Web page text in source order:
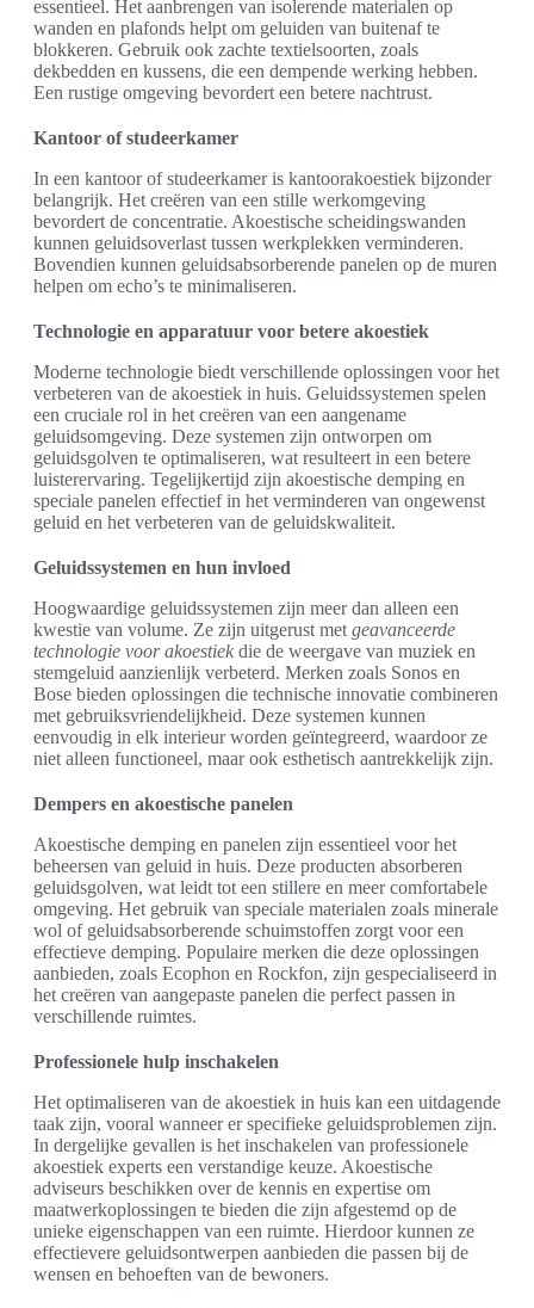
essentieel. Het aanbrengen van isolerende materialen op
wanden en plafonds helpt om geluiden van buitenaf te
blokkeren. Gebruik ook zachte textielsoorten, zoals
dekbedden en kussens, die een dempende werking hebben.
Een rustige omgeving bevordert een betere nachtrust.
Kantoor of studeerkamer
In een kantoor of studeerkamer is kantoorakoestiek bijzonder
belangrijk. Het creëren van een stille werkomgeving
bevordert de concentratie. Akoestische scheidingswanden
kunnen geluidsoverlast tussen werkplekken verminderen.
Bovendien kunnen geluidsabsorberende panelen op de muren
helpen om echo’s te minimaliseren.
Technologie en apparatuur voor betere akoestiek
Moderne technologie biedt verschillende oplossingen voor het
verbeteren van de akoestiek in huis. Geluidssystemen spelen
een cruciale rol in het creëren van een aangename
geluidsomgeving. Deze systemen zijn ontworpen om
geluidsgolven te optimaliseren, wat resulteert in een betere
luisterervaring. Tegelijkertijd zijn akoestische demping en
speciale panelen effectief in het verminderen van ongewenst
geluid en het verbeteren van de geluidskwaliteit.
Geluidssystemen en hun invloed
Hoogwaardige geluidssystemen zijn meer dan alleen een
kwestie van volume. Ze zijn uitgerust met geavanceerde
technologie voor akoestiek die de weergave van muziek en
stemgeluid aanzienlijk verbeterd. Merken zoals Sonos en
Bose bieden oplossingen die technische innovatie combineren
met gebruiksvriendelijkheid. Deze systemen kunnen
eenvoudig in elk interieur worden geïntegreerd, waardoor ze
niet alleen functioneel, maar ook esthetisch aantrekkelijk zijn.
Dempers en akoestische panelen
Akoestische demping en panelen zijn essentieel voor het
beheersen van geluid in huis. Deze producten absorberen
geluidsgolven, wat leidt tot een stillere en meer comfortabele
omgeving. Het gebruik van speciale materialen zoals minerale
wol of geluidsabsorberende schuimstoffen zorgt voor een
effectieve demping. Populaire merken die deze oplossingen
aanbieden, zoals Ecophon en Rockfon, zijn gespecialiseerd in
het creëren van aangepaste panelen die perfect passen in
verschillende ruimtes.
Professionele hulp inschakelen
Het optimaliseren van de akoestiek in huis kan een uitdagende
taak zijn, vooral wanneer er specifieke geluidsproblemen zijn.
In dergelijke gevallen is het inschakelen van professionele
akoestiek experts een verstandige keuze. Akoestische
adviseurs beschikken over de kennis en expertise om
maatwerkoplossingen te bieden die zijn afgestemd op de
unieke eigenschappen van een ruimte. Hierdoor kunnen ze
effectievere geluidsontwerpen aanbieden die passen bij de
wensen en behoeften van de bewoners.